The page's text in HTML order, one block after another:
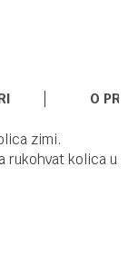
O
zimi.
rukohvat kolica u